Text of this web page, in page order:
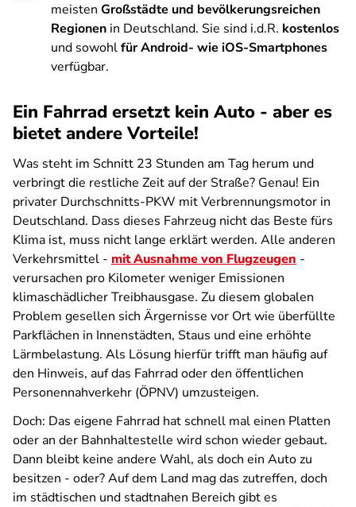
meisten Großstädte und bevölkerungsreichen
Regionen in Deutschland. Sie sind i.d.R. kostenlos
und sowohlfür Android- wie iOS-Smartphones
verfügbar.
Ein Fahrrad ersetzt kein Auto - aber es
bietet andere Vorteile!
Was steht im Schnitt 23 Stunden am Tag herum und
verbringt die restliche Zeit auf der Straße? Genau! Ein
privater Durchschnitts-PKW mit Verbrennungsmotor in
Deutschland. Dass dieses Fahrzeug nicht das Beste fürs
Klima ist, muss nicht lange erklärt werden. Alle anderen
Verkehrsmittel - mit Ausnahme von Flugzeugen -
verursachen pro Kilometer weniger Emissionen
klimaschädlicher Treibhausgase. Zu diesem globalen
Problem gesellen sich Ärgernisse vor Ort wie überfüllte
Parkflächen in Innenstädten, Staus und eine erhöhte
Lärmbelastung. Als Lösung hierfür trifft man häufig auf
den Hinweis, auf das Fahrrad oder den öffentlichen
Personennahverkehr (ÖPNV) umzusteigen.
Doch: Das eigene Fahrrad hat schnell mal einen Platten
oder an der Bahnhaltestelle wird schon wieder gebaut.
Dann bleibt keine andere Wahl, als doch ein Auto zu
besitzen - oder? Auf dem Land mag das zutreffen, doch
im städtischen und stadtnahen Bereich gibt es